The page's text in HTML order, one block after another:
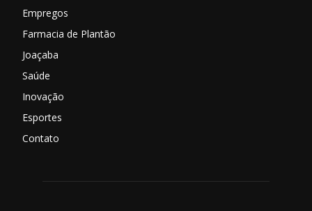
Empregos
Farmacia de Plantão
Joaçaba
Saúde
Inovação
Esportes
Contato